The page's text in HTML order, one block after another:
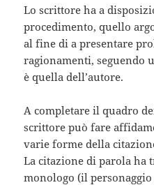
Lo scrittore ha a
procedimento, quello
al fine di a presentare
ragionamenti, seguendo
è quella dell’autore.
A completare il quadro
scrittore può fare
varie forme della
La citazione di parola
monologo (il